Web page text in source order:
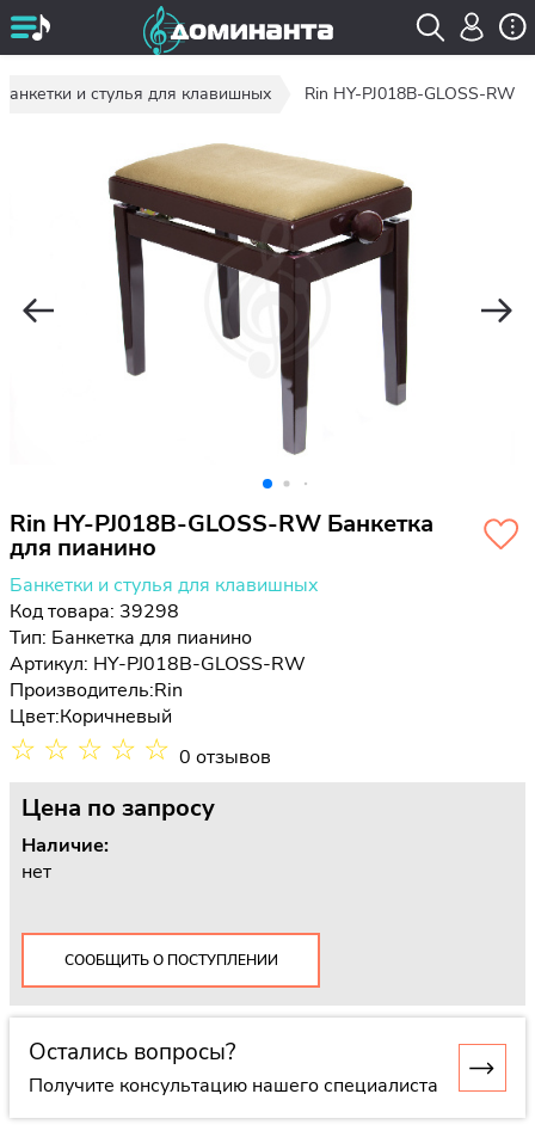
Банкетки и стулья для клавишных Rin HY-PJ018B-GLOSS-RW
Rin HY-PJ018B-GLOSS-RW Банкетка
для пианино
Банкетки и стулья для клавишных
Код товара: 39298
Тип: Банкетка для пианино
Артикул: HY-PJ018B-GLOSS-RW
Производитель:Rin
Цвет:Коричневый
☆ ☆ ☆ ☆ ☆ 0 отзывов
Цена по запросу
Наличие:
нет
СООБЩИТЬ О ПОСТУПЛЕНИИ
Остались вопросы?
Получите консультацию нашего специалиста